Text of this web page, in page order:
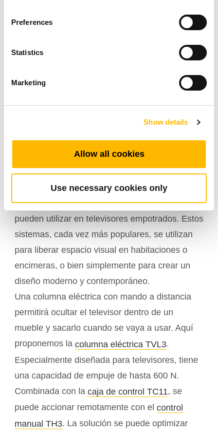
Preferences
Statistics
Marketing
Show details
Allow all cookies
Use necessary cookies only
Sistema de actuación
eléctrica para televisores
empotrados
Los sistemas de actuación eléctrica también se
pueden utilizar en televisores empotrados. Estos
sistemas, cada vez más populares, se utilizan
para liberar espacio visual en habitaciones o
encimeras, o bien simplemente para crear un
diseño moderno y contemporáneo.
Una columna eléctrica con mando a distancia
permitirá ocultar el televisor dentro de un
mueble y sacarlo cuando se vaya a usar. Aquí
proponemos la columna eléctrica TVL3.
Especialmente diseñada para televisores, tiene
una capacidad de empuje de hasta 600 N.
Combinada con la caja de control TC11, se
puede accionar remotamente con el control
manual TH3. La solución se puede optimizar